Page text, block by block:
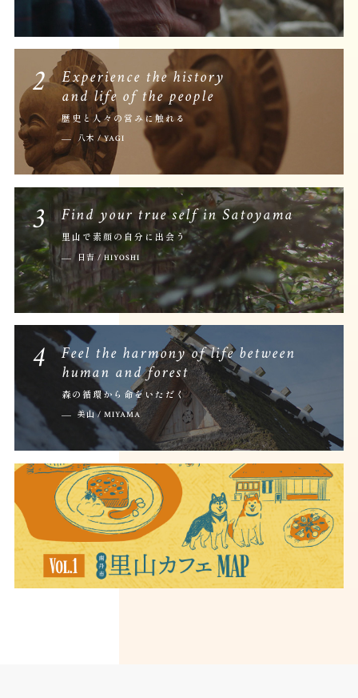
2
Experience the history
and life of the people
歴史と人々の営みに触れる
八木 / YAGI
3 Find your true self in Satoyama
里山で素顔の自分に出会う
日吉 / HIYOSHI
4
Feel the harmony of life between
human and forest
森の循環から命をいただく
美山 / MIYAMA